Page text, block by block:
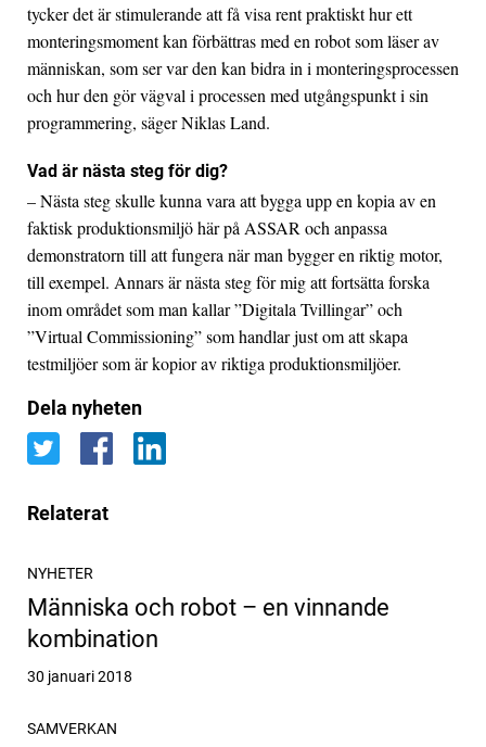
tycker det är stimulerande att få visa rent praktiskt hur ett
monteringsmoment kan förbättras med en robot som läser av
människan, som ser var den kan bidra in i monteringsprocessen
och hur den gör vägval i processen med utgångspunkt i sin
programmering, säger Niklas Land.
Vad är nästa steg för dig?
– Nästa steg skulle kunna vara att bygga upp en kopia av en
faktisk produktionsmiljö här på ASSAR och anpassa
demonstratorn till att fungera när man bygger en riktig motor,
till exempel. Annars är nästa steg för mig att fortsätta forska
inom området som man kallar ”Digitala Tvillingar” och
”Virtual Commissioning” som handlar just om att skapa
testmiljöer som är kopior av riktiga produktionsmiljöer.
Dela nyheten
Relaterat
NYHETER
Människa och robot – en vinnande
kombination
Publicerat
30 januari 2018
SAMVERKAN